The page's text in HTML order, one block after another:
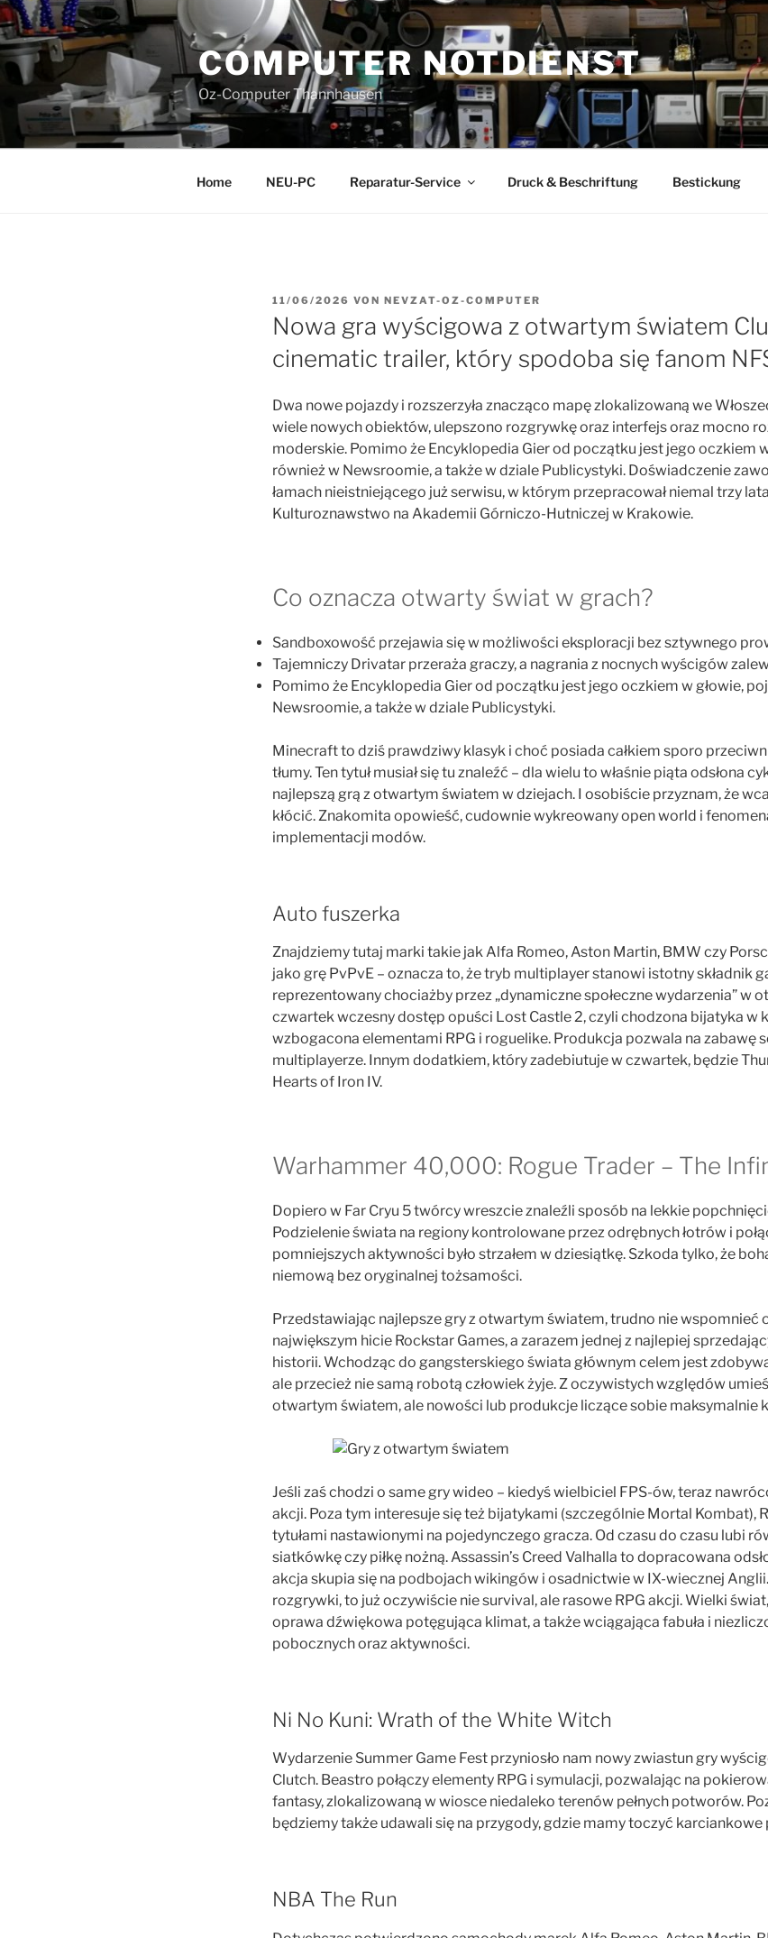
Zum
Inhalt
springen
COMPUTER NOTDIENST
Oz-Computer Thannhausen
Home NEU-PC Reparatur-Service Druck & Beschriftung Bestickung
VERÖFFENTLICHT
AM
11/06/2026 VON NEVZAT-OZ-COMPUTER
Nowa gra wyścigowa z otwartym światem
cinematic trailer, który spodoba się fanom
Dwa nowe pojazdy i rozszerzyła znacząco mapę zlokalizowaną we
wiele nowych obiektów, ulepszono rozgrywkę oraz interfejs oraz mocno
moderskie. Pomimo że Encyklopedia Gier od początku jest jego oczkiem
również w Newsroomie, a także w dziale Publicystyki. Doświadczenie
łamach nieistniejącego już serwisu, w którym przepracował niemal trzy
Kulturoznawstwo na Akademii Górniczo-Hutniczej w Krakowie.
Co oznacza otwarty świat w grach?
Sandboxowość przejawia się w możliwości eksploracji bez sztywnego
Tajemniczy Drivatar przeraża graczy, a nagrania z nocnych wyścigów
Pomimo że Encyklopedia Gier od początku jest jego oczkiem w głowie,
Newsroomie, a także w dziale Publicystyki.
Minecraft to dziś prawdziwy klasyk i choć posiada całkiem sporo
tłumy. Ten tytuł musiał się tu znaleźć – dla wielu to właśnie piąta odsłona
najlepszą grą z otwartym światem w dziejach. I osobiście przyznam, że
kłócić. Znakomita opowieść, cudownie wykreowany open world i
implementacji modów.
Auto fuszerka
Znajdziemy tutaj marki takie jak Alfa Romeo, Aston Martin, BMW czy
jako grę PvPvE – oznacza to, że tryb multiplayer stanowi istotny składnik
reprezentowany chociażby przez „dynamiczne społeczne wydarzenia” w
czwartek wczesny dostęp opuści Lost Castle 2, czyli chodzona bijatyka w
wzbogacona elementami RPG i roguelike. Produkcja pozwala na zabawę
multiplayerze. Innym dodatkiem, który zadebiutuje w czwartek, będzie
Hearts of Iron IV.
Warhammer 40,000: Rogue Trader – The
Dopiero w Far Cryu 5 twórcy wreszcie znaleźli sposób na lekkie
Podzielenie świata na regiony kontrolowane przez odrębnych łotrów i
pomniejszych aktywności było strzałem w dziesiątkę. Szkoda tylko, że
niemową bez oryginalnej tożsamości.
Przedstawiając najlepsze gry z otwartym światem, trudno nie wspomnieć
największym hicie Rockstar Games, a zarazem jednej z najlepiej
historii. Wchodząc do gangsterskiego świata głównym celem jest
ale przecież nie samą robotą człowiek żyje. Z oczywistych względów
otwartym światem, ale nowości lub produkcje liczące sobie maksymalnie
Jeśli zaś chodzi o same gry wideo – kiedyś wielbiciel FPS-ów, teraz
akcji. Poza tym interesuje się też bijatykami (szczególnie Mortal Kombat),
tytułami nastawionymi na pojedynczego gracza. Od czasu do czasu lubi
siatkówkę czy piłkę nożną. Assassin’s Creed Valhalla to dopracowana
akcja skupia się na podbojach wikingów i osadnictwie w IX-wiecznej
rozgrywki, to już oczywiście nie survival, ale rasowe RPG akcji. Wielki
oprawa dźwiękowa potęgująca klimat, a także wciągająca fabuła i
pobocznych oraz aktywności.
Ni No Kuni: Wrath of the White Witch
Wydarzenie Summer Game Fest przyniosło nam nowy zwiastun gry
Clutch. Beastro połączy elementy RPG i symulacji, pozwalając na
fantasy, zlokalizowaną w wiosce niedaleko terenów pełnych potworów.
będziemy także udawali się na przygody, gdzie mamy toczyć karciankowe
NBA The Run